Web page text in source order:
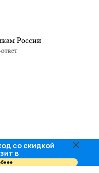
России
со скидкой
в